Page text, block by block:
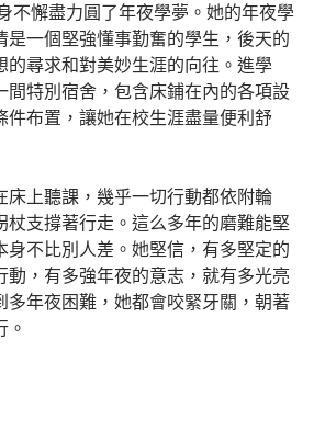
不懈盡力圓了年夜學夢。她的年夜學
是一個堅強懂事勤奮的學生，後天的
的尋求和對美妙生涯的向往。進學
間特別宿舍，包含床鋪在內的各項設
件布置，讓她在校生涯盡量便利舒
床上聽課，幾乎一切行動都依附輪
杖支撐著行走。這么多年的磨難能堅
身不比別人差。她堅信，有多堅定的
動，有多強年夜的意志，就有多光亮
多年夜困難，她都會咬緊牙關，朝著
。